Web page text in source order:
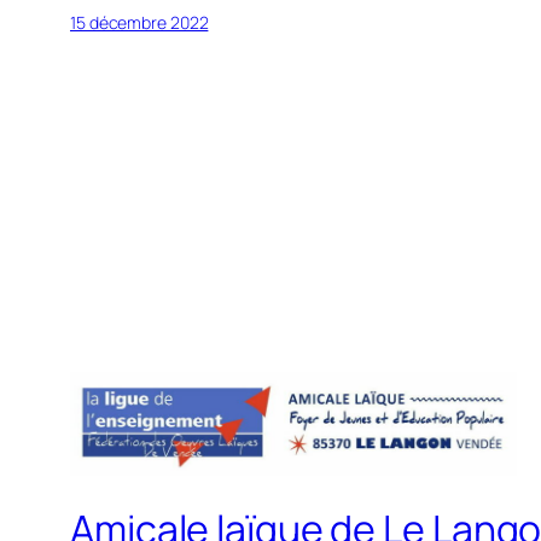
15 décembre 2022
Amicale laïque de Le